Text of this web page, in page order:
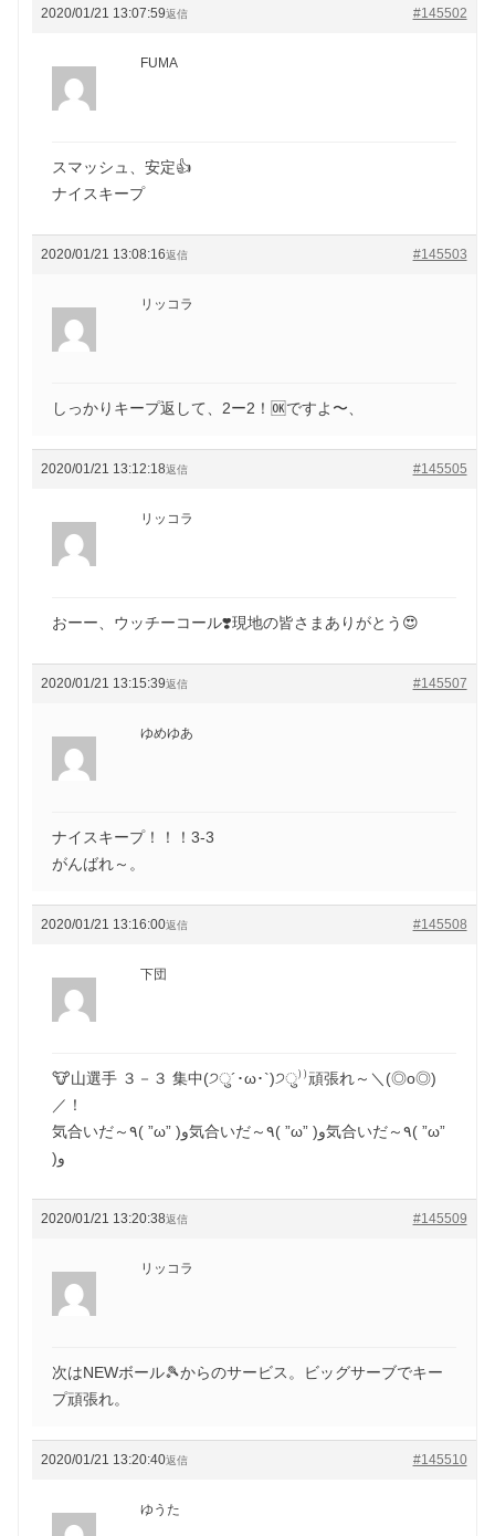
2020/01/21 13:07:59 #145502
返信
FUMA
スマッシュ、安定👍
ナイスキープ
2020/01/21 13:08:16 #145503
返信
リッコラ
しっかりキープ返して、2ー2！🆗ですよ〜、
2020/01/21 13:12:18 #145505
返信
リッコラ
おーー、ウッチーコール❣️現地の皆さまありがとう😍
2020/01/21 13:15:39 #145507
返信
ゆめゆあ
ナイスキープ！！！3-3
がんばれ～。
2020/01/21 13:16:00 #145508
返信
下団
🐮山選手 ３－３ 集中(੭ु´･ω･`)੭ु⁾⁾頑張れ～＼(◎o◎)
／！
気合いだ～٩( ”ω” )و気合いだ～٩( ”ω” )و気合いだ～٩( ”ω”
)و
2020/01/21 13:20:38 #145509
返信
リッコラ
次はNEWボール🎾からのサービス。ビッグサーブでキー
プ頑張れ。
2020/01/21 13:20:40 #145510
返信
ゆうた